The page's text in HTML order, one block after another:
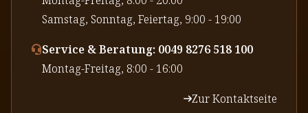
⁠Samstag, Sonntag, Feiertag, 9:00 - 19:00
Service & Beratung: 0049 8276 518 100
⁠Montag-Freitag, 8:00 - 16:00
Zur Kontaktseite